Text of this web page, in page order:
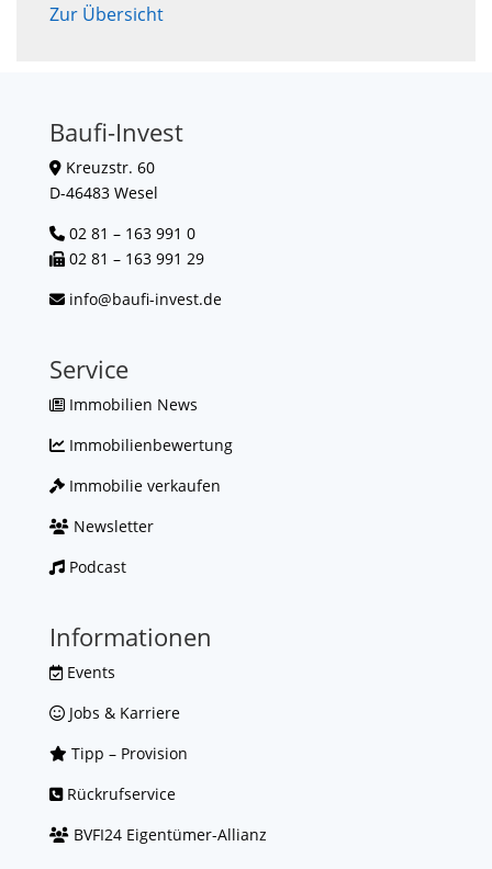
Zur Übersicht
Baufi-Invest
Kreuzstr. 60
D-46483 Wesel
02 81 – 163 991 0
02 81 – 163 991 29
info@baufi-invest.de
Service
Immobilien News
Immobilienbewertung
Immobilie verkaufen
Newsletter
Podcast
Informationen
Events
Jobs & Karriere
Tipp – Provision
Rückrufservice
BVFI24 Eigentümer-Allianz